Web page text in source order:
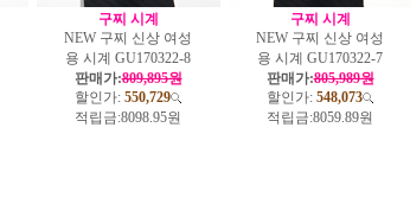
구찌 시계
NEW 구찌 신상 여성
용 시계 GU170322-8
판매가:809,895원
할인가: 550,729
적립금:8098.95원
구찌 시계
NEW 구찌 신상 여성
용 시계 GU170322-7
판매가:805,989원
할인가: 548,073
적립금:8059.89원